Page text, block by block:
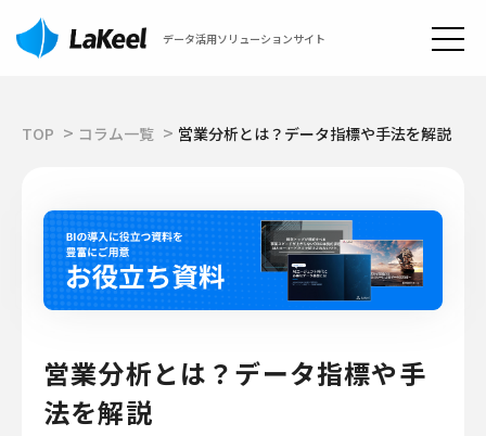
データ活用ソリューションサイト
TOP コラム一覧 営業分析とは？データ指標や手法を解説
営業分析とは？データ指標や手
法を解説